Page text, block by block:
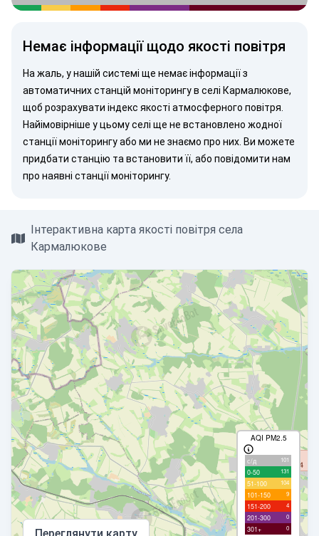
Немає інформації щодо якості повітря
На жаль, у нашій системі ще немає інформації з
автоматичних станцій моніторингу в селі Кармалюкове,
щоб розрахувати індекс якості атмосферного повітря.
Найімовірніше у цьому селі ще не встановлено жодної
станції моніторингу або ми не знаємо про них. Ви можете
придбати станцію та встановити її, або повідомити нам
про наявні станції моніторингу.
Інтерактивна карта якості повітря села
Кармалюкове
AQI PM2.5
с/д 101
0-50 131
51-100 104
101-150 9
151-200 4
201-300 0
301+ 0